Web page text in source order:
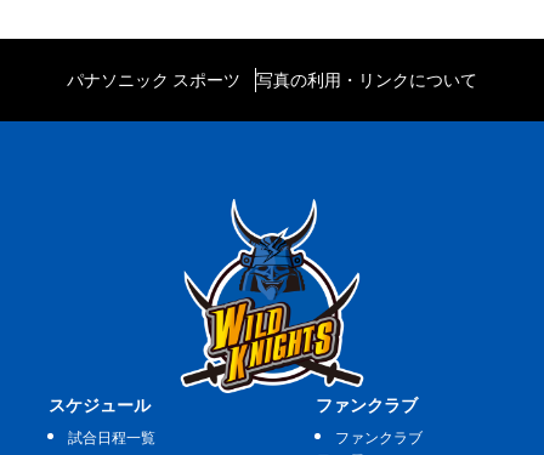
パナソニック スポーツ 写真の利用・リンクについて
スケジュール
試合日程一覧
ファンクラブ
ファンクラブ